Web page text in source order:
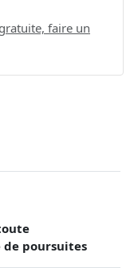
faire un
poursuites